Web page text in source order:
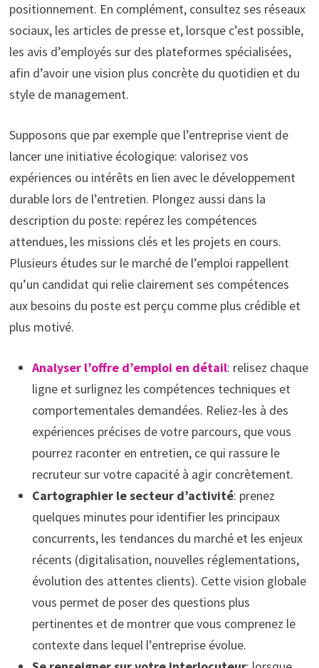
positionnement. En complément, consultez ses réseaux
sociaux, les articles de presse et, lorsque c’est possible,
les avis d’employés sur des plateformes spécialisées,
afin d’avoir une vision plus concrète du quotidien et du
style de management.
Supposons que par exemple que l’entreprise vient de
lancer une initiative écologique: valorisez vos
expériences ou intérêts en lien avec le développement
durable lors de l’entretien. Plongez aussi dans la
description du poste: repérez les compétences
attendues, les missions clés et les projets en cours.
Plusieurs études sur le marché de l’emploi rappellent
qu’un candidat qui relie clairement ses compétences
aux besoins du poste est perçu comme plus crédible et
plus motivé.
Analyser l’offre d’emploi en détail: relisez chaque
ligne et surlignez les compétences techniques et
comportementales demandées. Reliez-les à des
expériences précises de votre parcours, que vous
pourrez raconter en entretien, ce qui rassure le
recruteur sur votre capacité à agir concrètement.
Cartographier le secteur d’activité: prenez
quelques minutes pour identifier les principaux
concurrents, les tendances du marché et les enjeux
récents (digitalisation, nouvelles réglementations,
évolution des attentes clients). Cette vision globale
vous permet de poser des questions plus
pertinentes et de montrer que vous comprenez le
contexte dans lequel l’entreprise évolue.